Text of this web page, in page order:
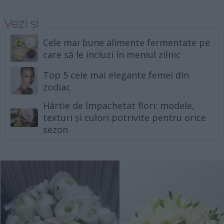
Vezi și
Cele mai bune alimente fermentate pe
care să le incluzi în meniul zilnic
Top 5 cele mai elegante femei din
zodiac
Hârtie de împachetat flori: modele,
texturi și culori potrivite pentru orice
sezon